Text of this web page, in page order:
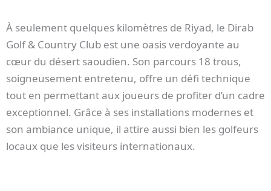
À seulement quelques kilomètres de Riyad, le Dirab
Golf & Country Club est une oasis verdoyante au
cœur du désert saoudien. Son parcours 18 trous,
soigneusement entretenu, offre un défi technique
tout en permettant aux joueurs de profiter d’un cadre
exceptionnel. Grâce à ses installations modernes et
son ambiance unique, il attire aussi bien les golfeurs
locaux que les visiteurs internationaux.